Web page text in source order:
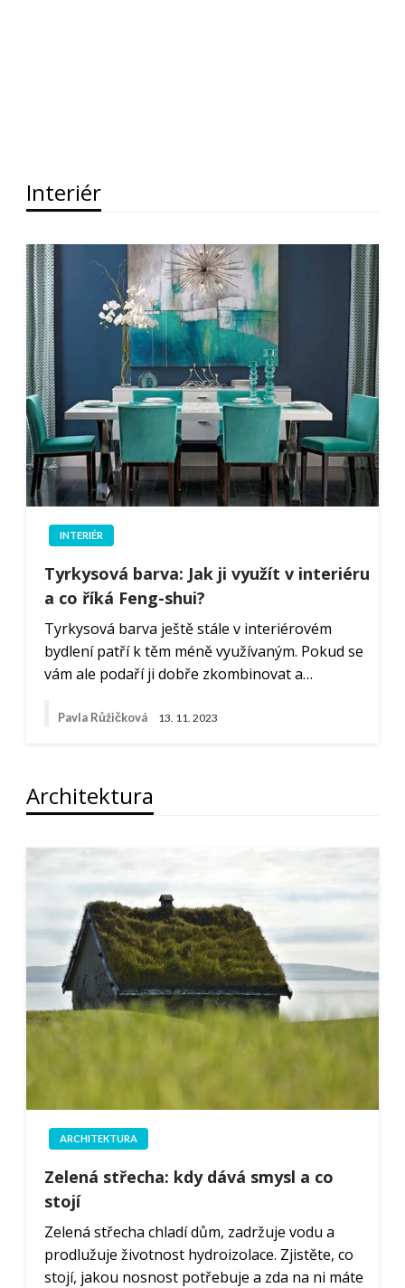
Interiér
INTERIÉR
Tyrkysová barva: Jak ji využít v interiéru
a co říká Feng-shui?
Tyrkysová barva ještě stále v interiérovém
bydlení patří k těm méně využívaným. Pokud se
vám ale podaří ji dobře zkombinovat a…
Pavla Růžičková 13. 11. 2023
Architektura
ARCHITEKTURA
Zelená střecha: kdy dává smysl a co
stojí
Zelená střecha chladí dům, zadržuje vodu a
prodlužuje životnost hydroizolace. Zjistěte, co
stojí, jakou nosnost potřebuje a zda na ni máte